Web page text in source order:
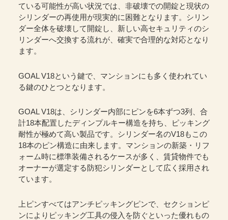
ている可能性が高い状況では、非破壊での開錠と現状の
シリンダーの再使用が現実的に困難となります。シリン
ダー全体を破壊して開錠し、新しい高セキュリティのシ
リンダーへ交換する流れが、確実で合理的な対応となり
ます。
GOAL V18という鍵で、マンションにも多く使われてい
る鍵のひとつとなります。
GOAL V18は、シリンダー内部にピンを6本ずつ3列、合
計18本配置したディンプルキー構造を持ち、ピッキング
耐性が極めて高い製品です。シリンダー名のV18もこの
18本のピン構造に由来します。マンションの新築・リフ
ォーム時に標準装備されるケースが多く、賃貸物件でも
オーナーが選定する防犯シリンダーとして広く採用され
ています。
上ピンすべてはアンチピッキングピンで、セクションピ
ンによりピッキング工具の侵入を防ぐといった優れもの